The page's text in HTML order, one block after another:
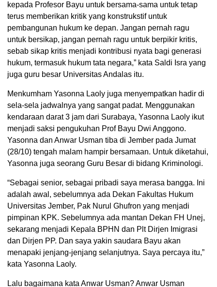
kepada Profesor Bayu untuk bersama-sama untuk tetap
terus memberikan kritik yang konstrukstif untuk
pembangunan hukum ke depan. Jangan pernah ragu
untuk bersikap, jangan pernah ragu untuk berpikir kritis,
sebab sikap kritis menjadi kontribusi nyata bagi generasi
hukum, termasuk hukum tata negara,” kata Saldi Isra yang
juga guru besar Universitas Andalas itu.
Menkumham Yasonna Laoly juga menyempatkan hadir di
sela-sela jadwalnya yang sangat padat. Menggunakan
kendaraan darat 3 jam dari Surabaya, Yasonna Laoly ikut
menjadi saksi pengukuhan Prof Bayu Dwi Anggono.
Yasonna dan Anwar Usman tiba di Jember pada Jumat
(28/10) tengah malam hampir bersamaan. Untuk diketahui,
Yasonna juga seorang Guru Besar di bidang Kriminologi.
“Sebagai senior, sebagai pribadi saya merasa bangga. Ini
adalah awal, sebelumnya ada Dekan Fakultas Hukum
Universitas Jember, Pak Nurul Ghufron yang menjadi
pimpinan KPK. Sebelumnya ada mantan Dekan FH Unej,
sekarang menjadi Kepala BPHN dan Plt Dirjen Imigrasi
dan Dirjen PP. Dan saya yakin saudara Bayu akan
menapaki jenjang-jenjang selanjutnya. Saya percaya itu,”
kata Yasonna Laoly.
Lalu bagaimana kata Anwar Usman? Anwar Usman